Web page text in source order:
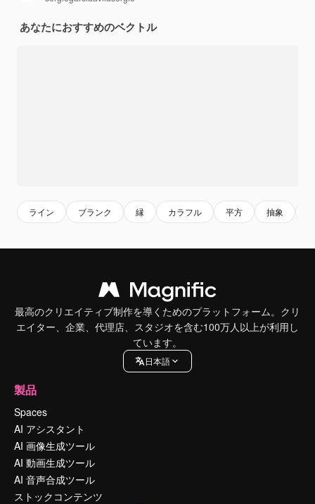
あなたにおすすめのベクトル
ライン ブランク 縁 カラフル 平方 抽象
最高のクリエイティブ制作を導くためのプラットフォーム。クリ
エイター、企業、代理店、スタジオを含む100万人以上が利用し
ています。
日本語
製品
Spaces
AI アシスタント
AI 画像生成ツール
AI 動画生成ツール
AI 音声合成ツール
ストックコンテンツ